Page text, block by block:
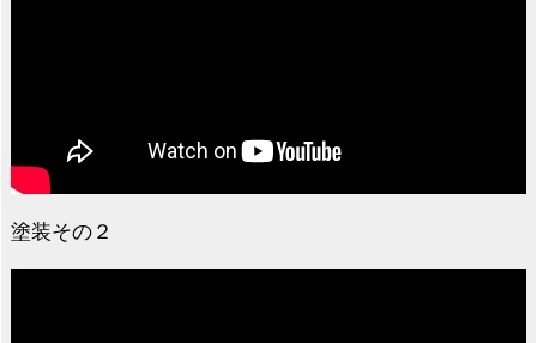
塗装その２